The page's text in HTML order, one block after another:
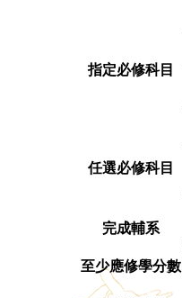
指定必修科目
任選必修科目
完成輔系
至少應修學分數